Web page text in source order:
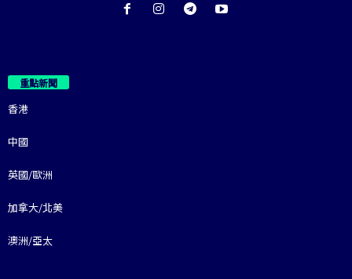
重點新聞
香港
中國
英國/歐洲
加拿大/北美
澳洲/亞太